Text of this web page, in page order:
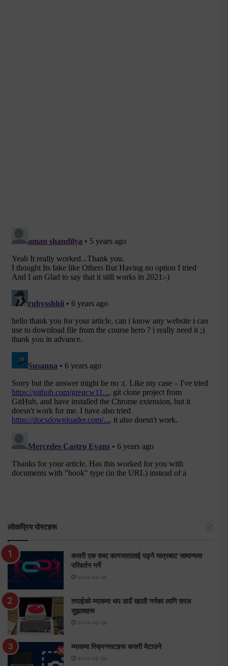
लोकप्रिय पोस्टहरू
कसरी एक शब्द कागजातलाई पढ्ने मात्रबाट सामान्यमा
परिवर्तन गर्ने
२०२२-०८-२०
तपाईको म्याकमा थप ठाउँ खाली गर्नका लागि सरल
सुझावहरू
२०२२-०७-२४
म्याकमा स्क्रिनसटहरू कसरी मेटाउने
२०२२-०६-२४